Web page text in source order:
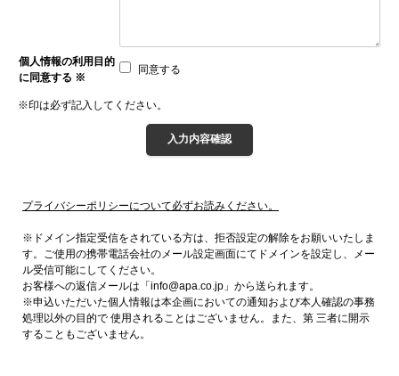
個人情報の利用目的
に同意する ※
同意する
※印は必ず記入してください。
プライバシーポリシーについて必ずお読みください。
※ドメイン指定受信をされている方は、拒否設定の解除をお願いいたしま
す。ご使用の携帯電話会社のメール設定画面にてドメインを設定し、メー
ル受信可能にしてください。
お客様への返信メールは「info@apa.co.jp」から送られます。
※申込いただいた個人情報は本企画においての通知および本人確認の事務
処理以外の目的で 使用されることはございません。また、第 三者に開示
することもございません。